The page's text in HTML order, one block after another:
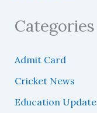
Categories
Admit Card
Cricket News
Education Update